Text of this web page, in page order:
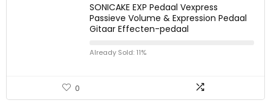
SONICAKE EXP Pedaal Vexpress
Passieve Volume & Expression Pedaal
Gitaar Effecten-pedaal
Already Sold: 11%
0